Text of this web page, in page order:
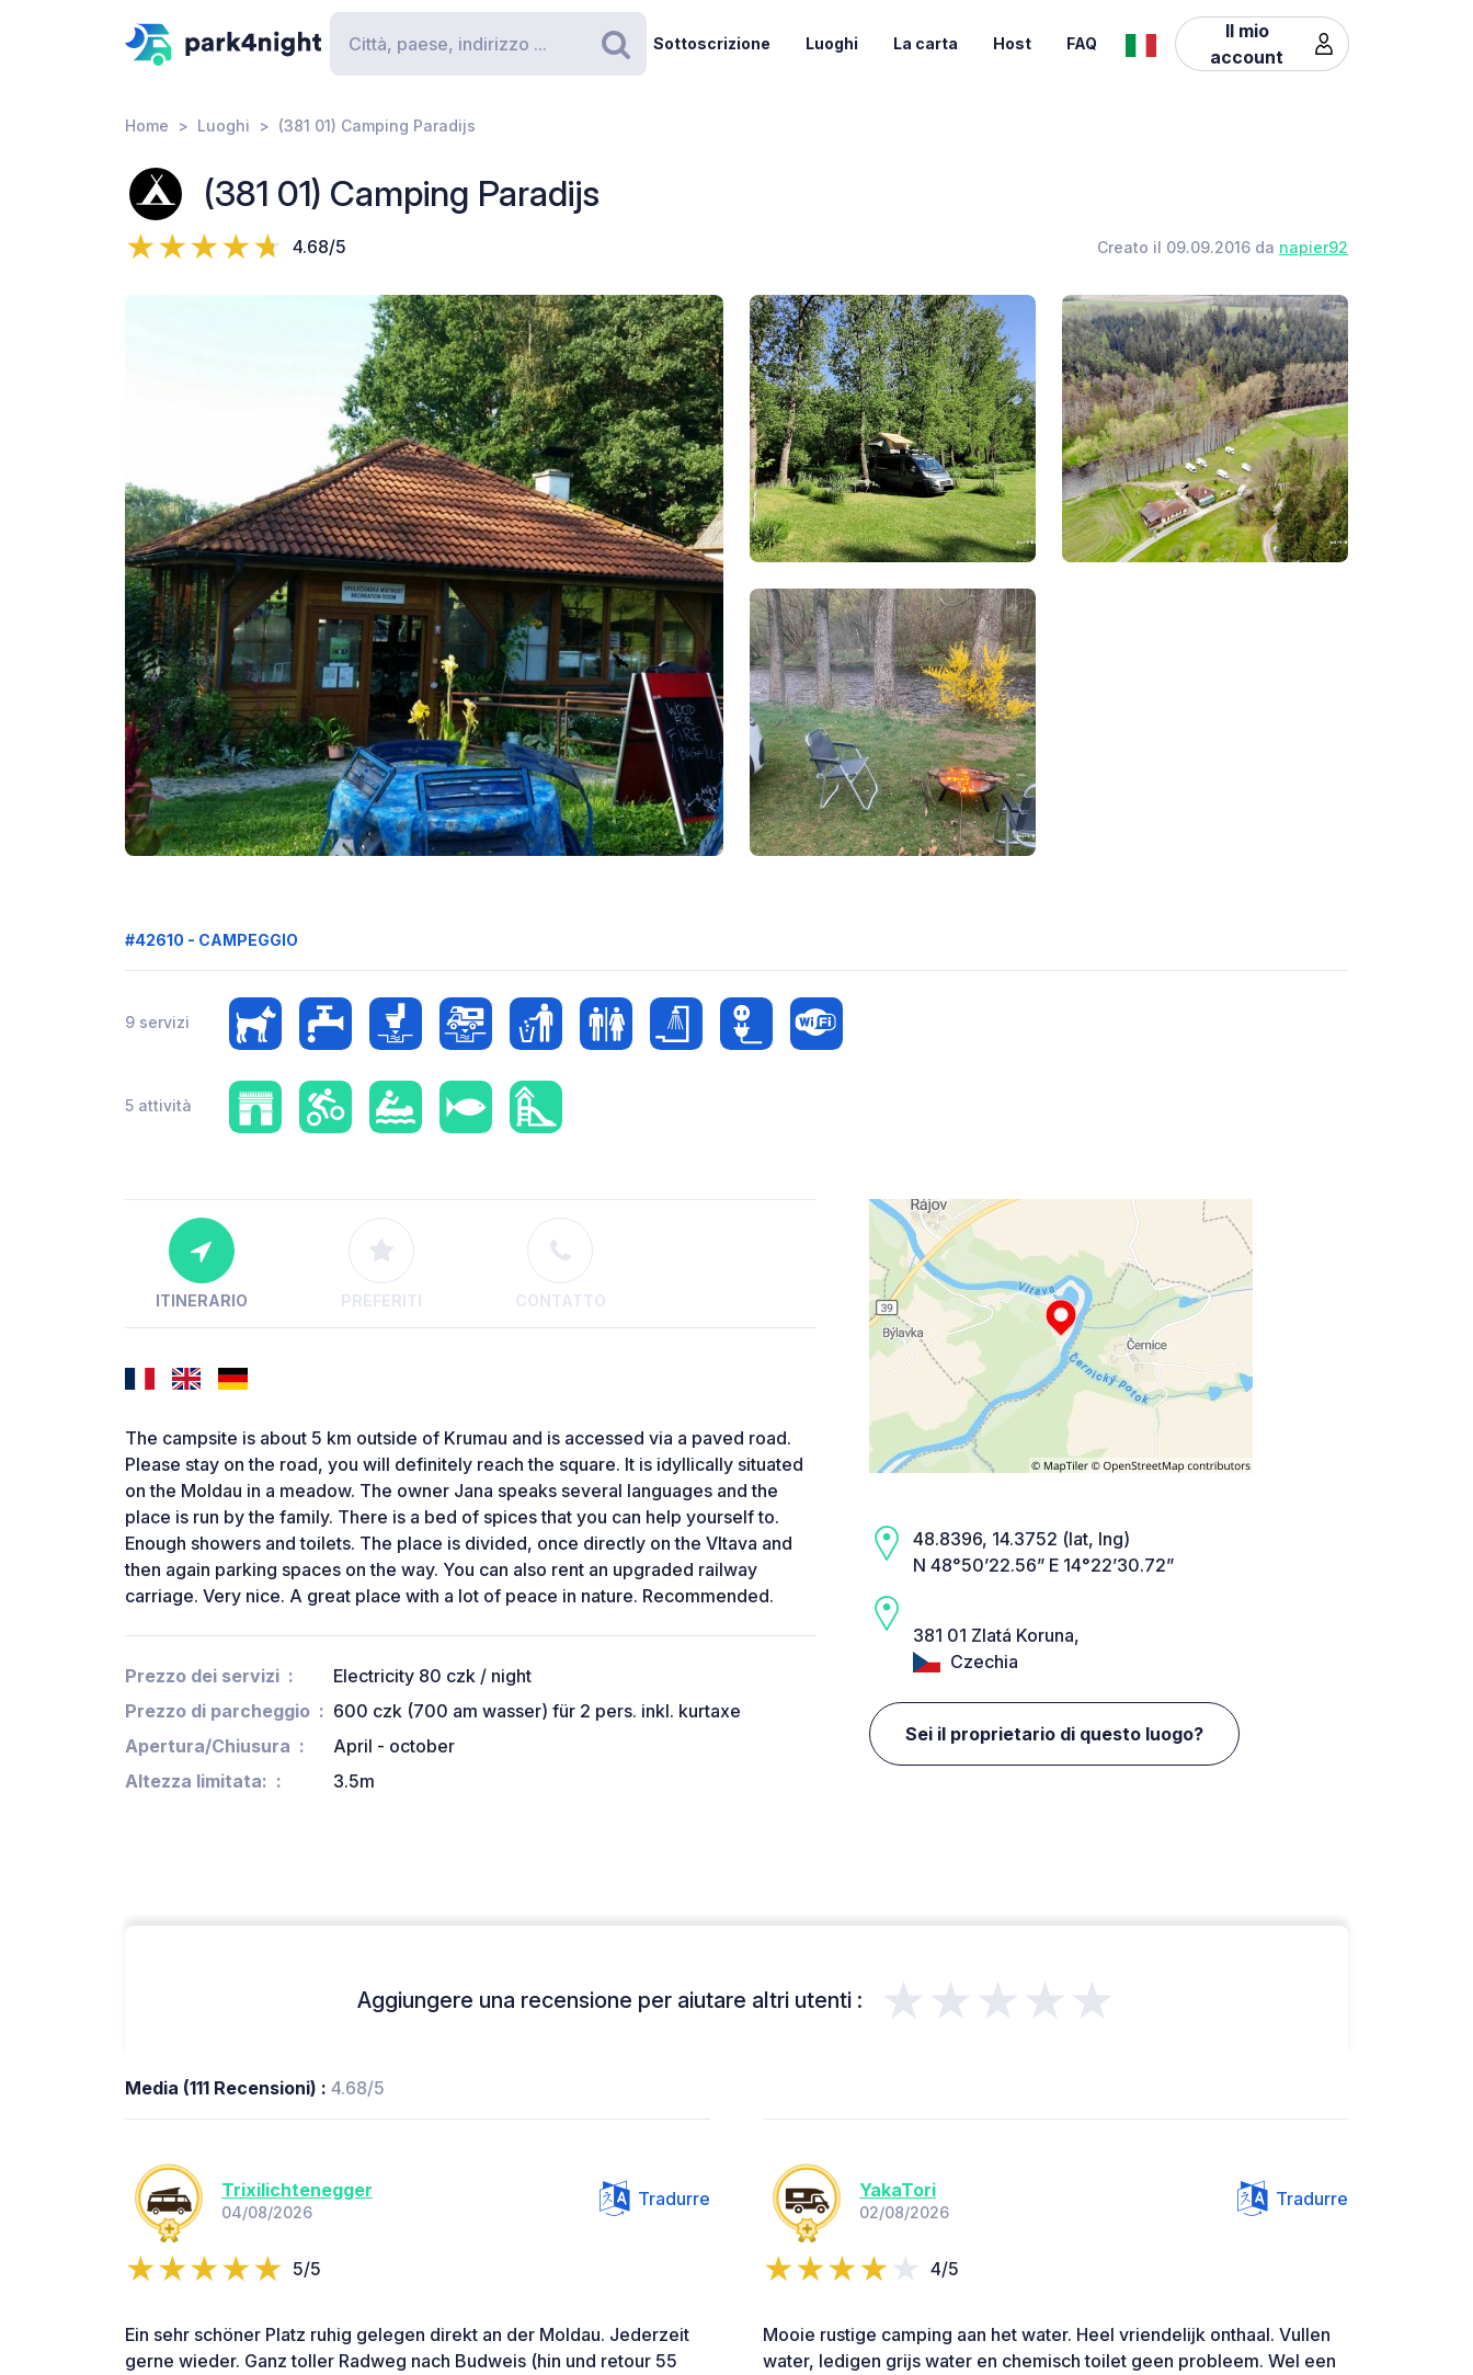
Ricerca
Sottoscrizione Luoghi La carta Host FAQ
Il mio
account
Home Luoghi (381 01) Camping Paradijs
(381 01) Camping Paradijs
4.68/5 Creato il 09.09.2016 da napier92
#42610 - CAMPEGGIO
9 servizi
5 attività
ITINERARIO PREFERITI CONTATTO
The campsite is about 5 km outside of Krumau and is accessed via a paved road.
Please stay on the road, you will definitely reach the square. It is idyllically situated
on the Moldau in a meadow. The owner Jana speaks several languages and the
place is run by the family. There is a bed of spices that you can help yourself to.
Enough showers and toilets. The place is divided, once directly on the Vltava and
then again parking spaces on the way. You can also rent an upgraded railway
carriage. Very nice. A great place with a lot of peace in nature. Recommended.
Prezzo dei servizi
Electricity 80 czk / night
Prezzo di parcheggio
600 czk (700 am wasser) für 2 pers. inkl. kurtaxe
Apertura/Chiusura
April - october
Altezza limitata:
3.5m
48.8396, 14.3752 (lat, lng)
N 48°50’22.56” E 14°22’30.72”
381 01 Zlatá Koruna,
Czechia
Sei il proprietario di questo luogo?
Aggiungere una recensione per aiutare altri utenti : ★★★★★
Media (111 Recensioni) : 4.68/5
Trixilichtenegger
04/08/2026
Tradurre
5/5
Ein sehr schöner Platz ruhig gelegen direkt an der Moldau. Jederzeit
gerne wieder. Ganz toller Radweg nach Budweis (hin und retour 55
YakaTori
02/08/2026
Tradurre
4/5
Mooie rustige camping aan het water. Heel vriendelijk onthaal. Vullen
water, ledigen grijs water en chemisch toilet geen probleem. Wel een